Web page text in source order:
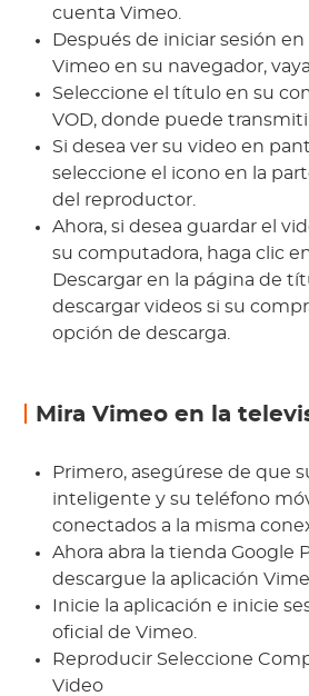
cuenta Vimeo.
Después de iniciar sesión
Vimeo en su navegador,
Seleccione el título en su
VOD, donde puede
Si desea ver su video en
seleccione el icono en la
del reproductor.
Ahora, si desea guardar el
su computadora, haga clic
Descargar en la página de
descargar videos si su
opción de descarga.
Mira Vimeo en la
Primero, asegúrese de que
inteligente y su teléfono
conectados a la misma
Ahora abra la tienda Google
descargue la aplicación
Inicie la aplicación e inicie
oficial de Vimeo.
Reproducir Seleccione
Video